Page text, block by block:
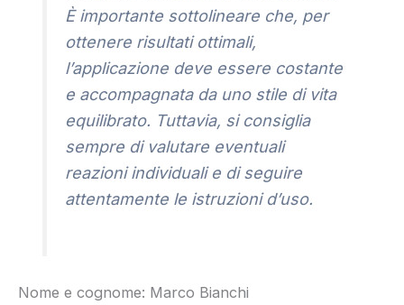
È importante sottolineare che, per
ottenere risultati ottimali,
l’applicazione deve essere costante
e accompagnata da uno stile di vita
equilibrato. Tuttavia, si consiglia
sempre di valutare eventuali
reazioni individuali e di seguire
attentamente le istruzioni d’uso.
Nome e cognome: Marco Bianchi